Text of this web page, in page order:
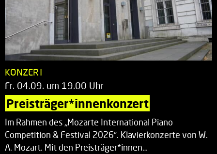
KONZERT
Fr. 04.09. um 19.00 Uhr
Preisträger*innenkonzert
Im Rahmen des „Mozarte International Piano
Competition & Festival 2026“. Klavierkonzerte von W.
A. Mozart. Mit den Preisträger*innen…